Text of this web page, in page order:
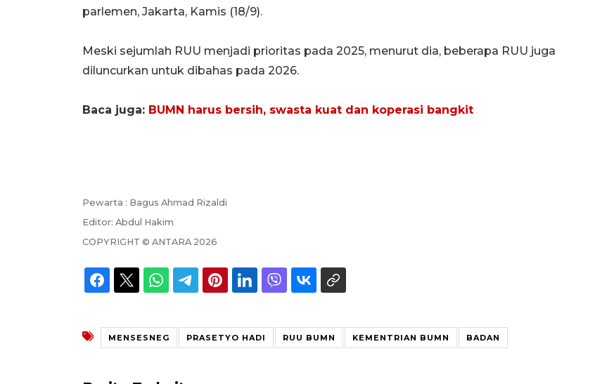
parlemen, Jakarta, Kamis (18/9).
Meski sejumlah RUU menjadi prioritas pada 2025, menurut dia, beberapa RUU juga
diluncurkan untuk dibahas pada 2026.
Baca juga: BUMN harus bersih, swasta kuat dan koperasi bangkit
Pewarta : Bagus Ahmad Rizaldi
Editor: Abdul Hakim
COPYRIGHT © ANTARA 2026
MENSESNEG PRASETYO HADI RUU BUMN KEMENTRIAN BUMN BADAN